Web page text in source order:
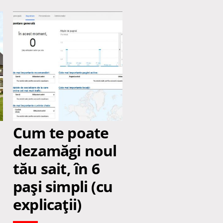
Cum te poate
dezamăgi noul
tău sait, în 6
paşi simpli (cu
explicaţii)